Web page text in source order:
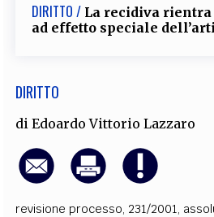
DIRITTO / La recidiva
ad effetto speciale
DIRITTO
diEdoardo Vittorio Lazzaro
revisione processo, 231/2001,